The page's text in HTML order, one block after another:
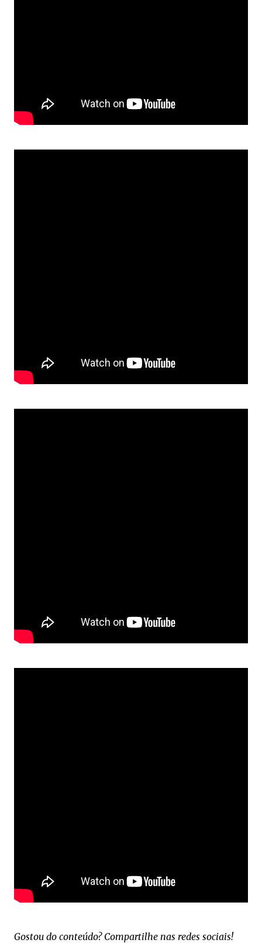
Gostou do conteúdo? Compartilhe nas redes sociais!